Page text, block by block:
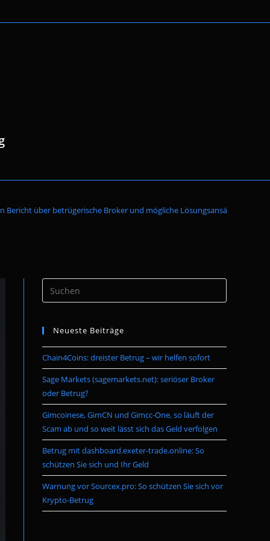
Suche
umschalten
Bericht über betrügerische Broker und mögliche Lösungsansätze
Escape
the
Neueste Beiträge
Chain4Coins: dreister Betrug – wir helfen sofort
Sage Markets (sagemarkets.net): seriöser Broker
oder Betrug?
Gimcoinese, GimCN und Gimcc-One, so läuft der
Scam ab und so weit lässt sich das Geld verfolgen
Betrug mit dashboard.exeter-trade.online: So
schützen Sie sich und Ihr Geld
Warnung vor Sourcex.pro: So schützen Sie sich vor
Krypto-Betrug